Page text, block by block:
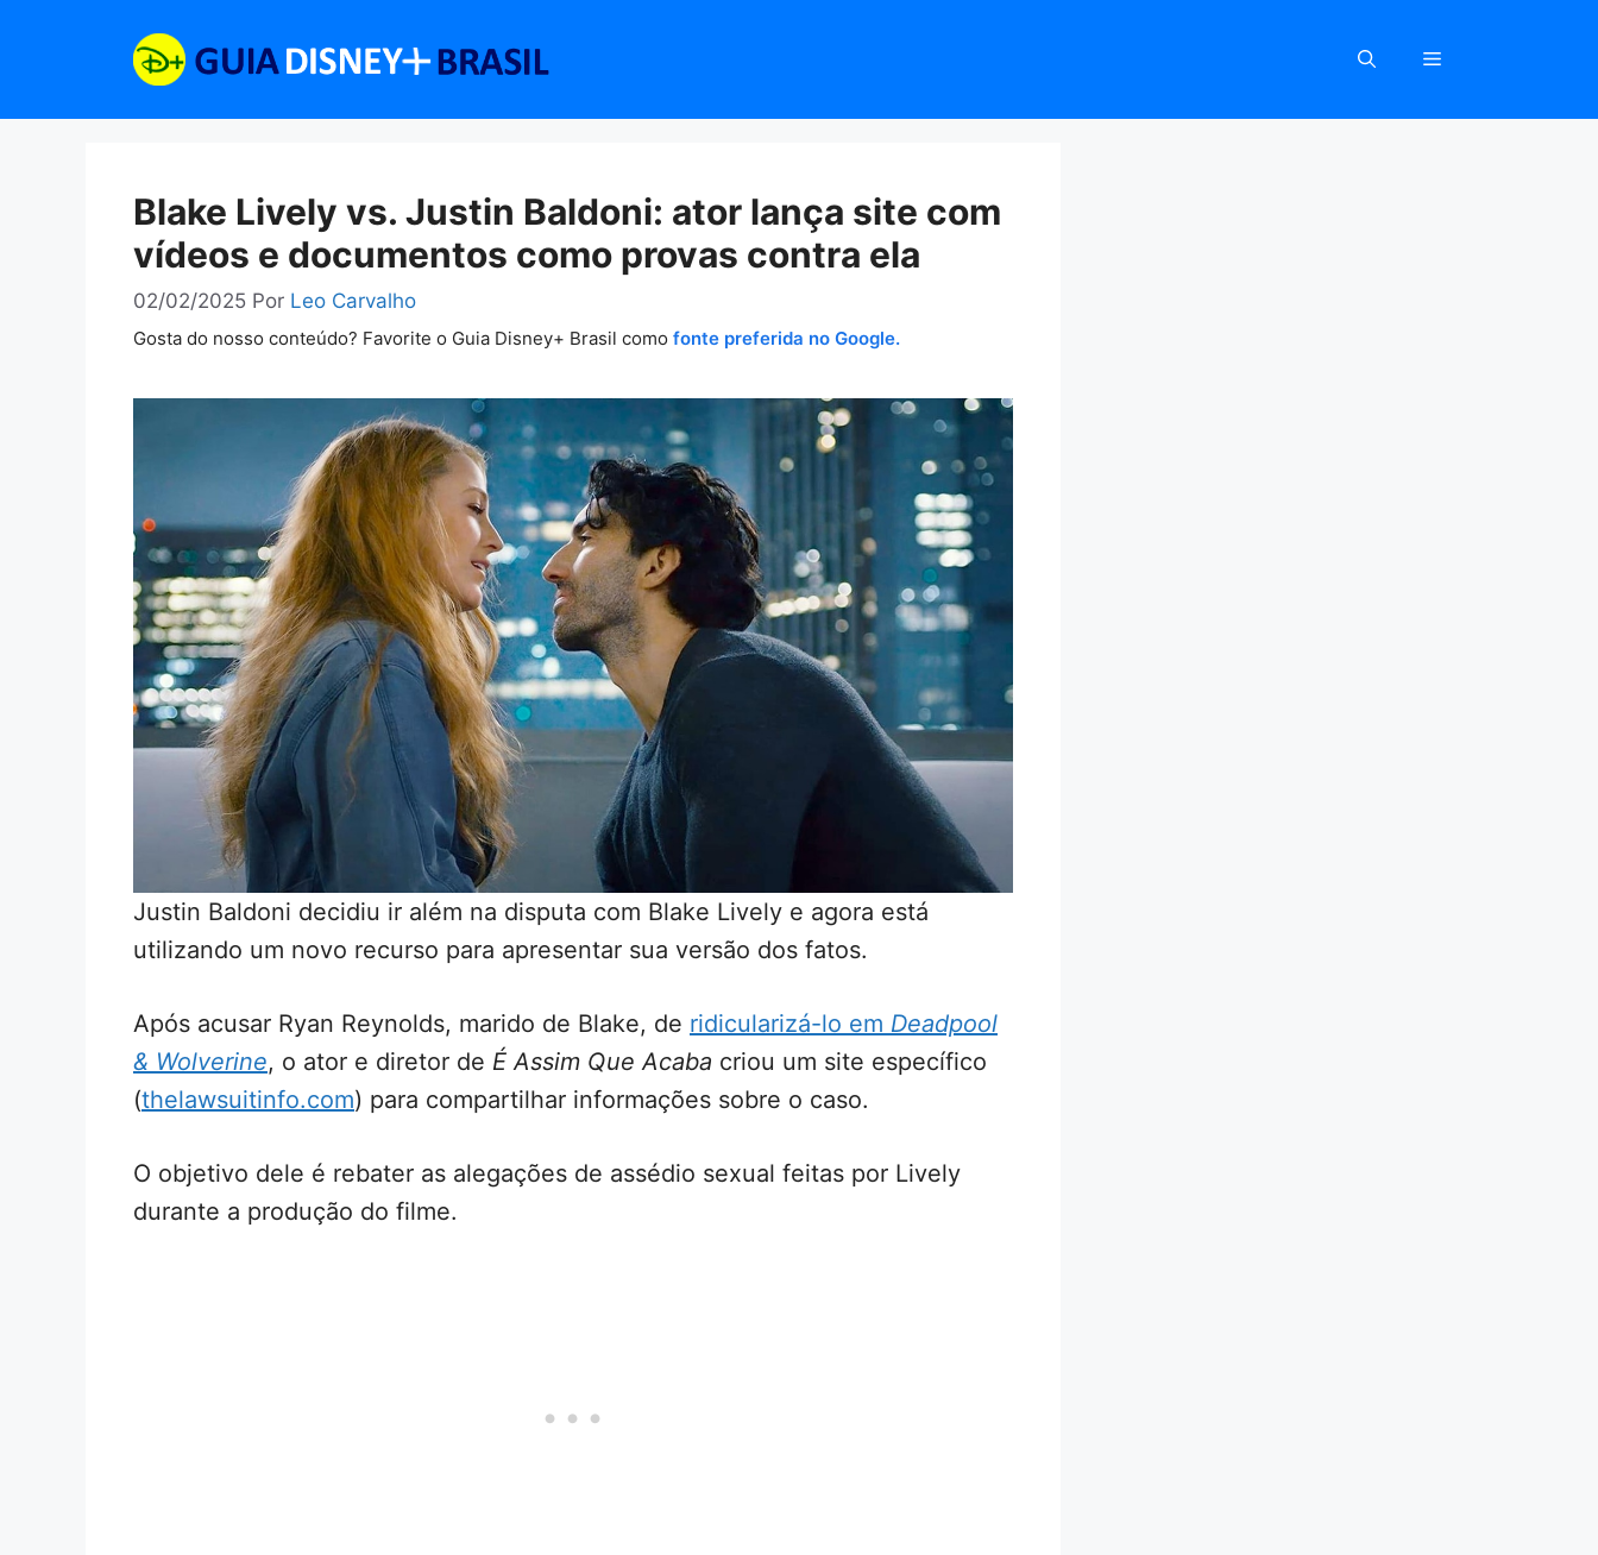
Blake Lively vs. Justin Baldoni: ator lança site com
vídeos e documentos como provas contra ela
02/02/2025 Por Leo Carvalho
Gosta do nosso conteúdo? Favorite o Guia Disney+ Brasil como fonte preferida no Google.
Justin Baldoni decidiu ir além na disputa com Blake Lively e agora está
utilizando um novo recurso para apresentar sua versão dos fatos.
Após acusar Ryan Reynolds, marido de Blake, de ridicularizá-lo em Deadpool
& Wolverine, o ator e diretor de É Assim Que Acaba criou um site específico
(thelawsuitinfo.com) para compartilhar informações sobre o caso.
O objetivo dele é rebater as alegações de assédio sexual feitas por Lively
durante a produção do filme.